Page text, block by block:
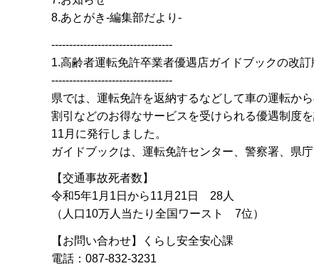
8.あとがき-編集部だより-
----------------------------------
1.高齢者運転免許卒業者優遇店ガイドブックの改
----------------------------------
県では、運転免許を返納するなどして車の運転か
割引などのお得なサービスを受けられる優遇制度
11月に発行しました。
ガイドブックは、運転免許センター、警察署、県
【交通事故死者数】
令和5年1月1日から11月21日 28人
（人口10万人当たり全国ワースト 7位）
【お問い合わせ】くらし安全安心課
電話：087-832-3231